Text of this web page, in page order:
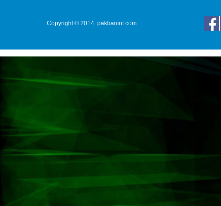
Copyright © 2014. pakbanint.com